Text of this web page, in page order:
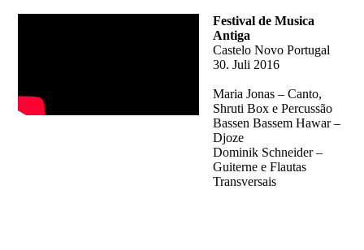
Festival de Musica
Antiga
Castelo Novo Portugal
30. Juli 2016
Maria Jonas – Canto,
Shruti Box e Percussão
Bassen Bassem Hawar –
Djoze
Dominik Schneider –
Guiterne e Flautas
Transversais